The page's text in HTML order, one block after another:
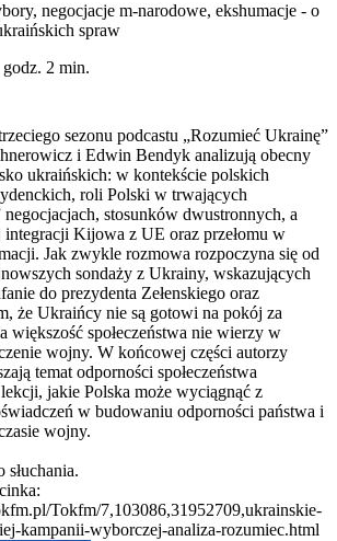
negocjacje m-narodowe, ekshumacje - o
spraw
godz. 2 min.
sezonu podcastu „Rozumieć Ukrainę”
i Edwin Bendyk analizują obecny
ukraińskich: w kontekście polskich
roli Polski w trwających
stosunków dwustronnych, a
integracji Kijowa z UE oraz przełomu w
Jak zwykle rozmowa rozpoczyna się od
sondaży z Ukrainy, wskazujących
do prezydenta Zełenskiego oraz
że Ukraińcy nie są gotowi na pokój za
większość społeczeństwa nie wierzy w
wojny. W końcowej części autorzy
temat odporności społeczeństwa
jakie Polska może wyciągnąć z
w budowaniu odporności państwa i
wojny.
słuchania.
Tokfm/7,103086,31952709,ukrainskie-
kampanii-wyborczej-analiza-rozumiec.html